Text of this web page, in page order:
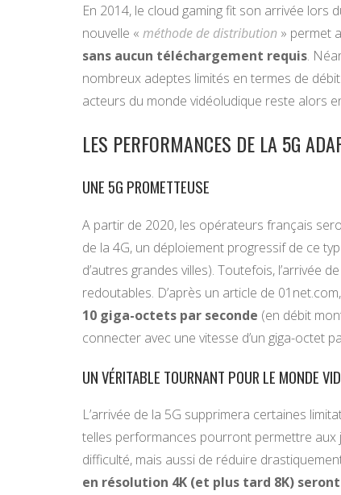
En 2014, le cloud gaming fit son arrivée lors
nouvelle « méthode de distribution » permet
sans aucun téléchargement requis.
nombreux adeptes limités en termes de
acteurs du monde vidéoludique reste alors
LES PERFORMANCES DE LA 5G
UNE 5G PROMETTEUSE
A partir de 2020, les opérateurs français
de la 4G, un déploiement progressif de ce
d’autres grandes villes). Toutefois, l’arrivée
redoutables. D’après un article de 01net.com,
10 giga-octets par seconde (en débit
connecter avec une vitesse d’un giga-octet
UN VÉRITABLE TOURNANT POUR LE MONDE
L’arrivée de la 5G supprimera certaines
telles performances pourront permettre aux
difficulté, mais aussi de réduire
en résolution 4K (et plus tard 8K)